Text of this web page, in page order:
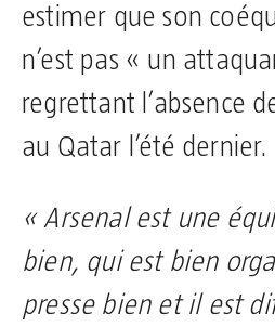
estimer que son
n’est pas « un
regrettant l’absence
au Qatar l’été dernier.
« Arsenal est une
bien, qui est bien
presse bien et il est